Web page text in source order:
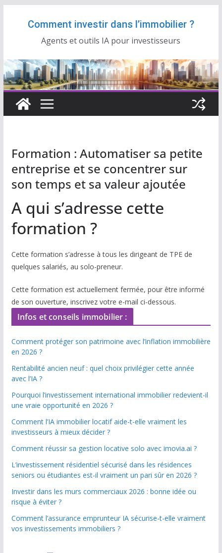
Comment investir dans l’immobilier ?
Agents et outils IA pour investisseurs
Formation : Automatiser sa petite
entreprise et se concentrer sur
son temps et sa valeur ajoutée
A qui s’adresse cette
formation ?
Cette formation s’adresse à tous les dirigeant de TPE de
quelques salariés, au solo-preneur.
Cette formation est actuellement fermée, pour être informé
de son ouverture, inscrivez votre e-mail ci-dessous.
Infos et conseils immobilier :
Comment protéger son patrimoine avec l’inflation immobilière
en 2026 ?
Rentabilité ancien neuf : quel choix privilégier cette année
avec l’IA ?
Pourquoi l’investissement international immobilier redevient-il
une vraie opportunité en 2026 ?
Comment l’IA immobilier locatif aide-t-elle vraiment les
investisseurs à mieux décider ?
Comment réussir sa gestion locative solo avec imovia.ai ?
L’investissement résidentiel sécurisé dans les résidences
seniors ou étudiantes est-il vraiment un pari sûr en 2026 ?
Investir dans les murs commerciaux 2026 : bonne idée ou
risque à éviter ?
Comment l’assurance emprunteur IA sécurise-t-elle vraiment
vos investissements immobiliers ?